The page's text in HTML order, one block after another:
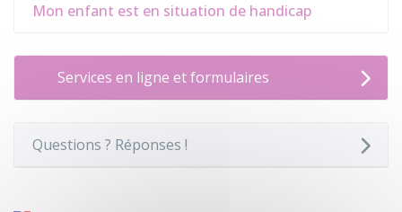
Mon enfant est en situation de handicap
Services en ligne et formulaires
Questions ? Réponses !